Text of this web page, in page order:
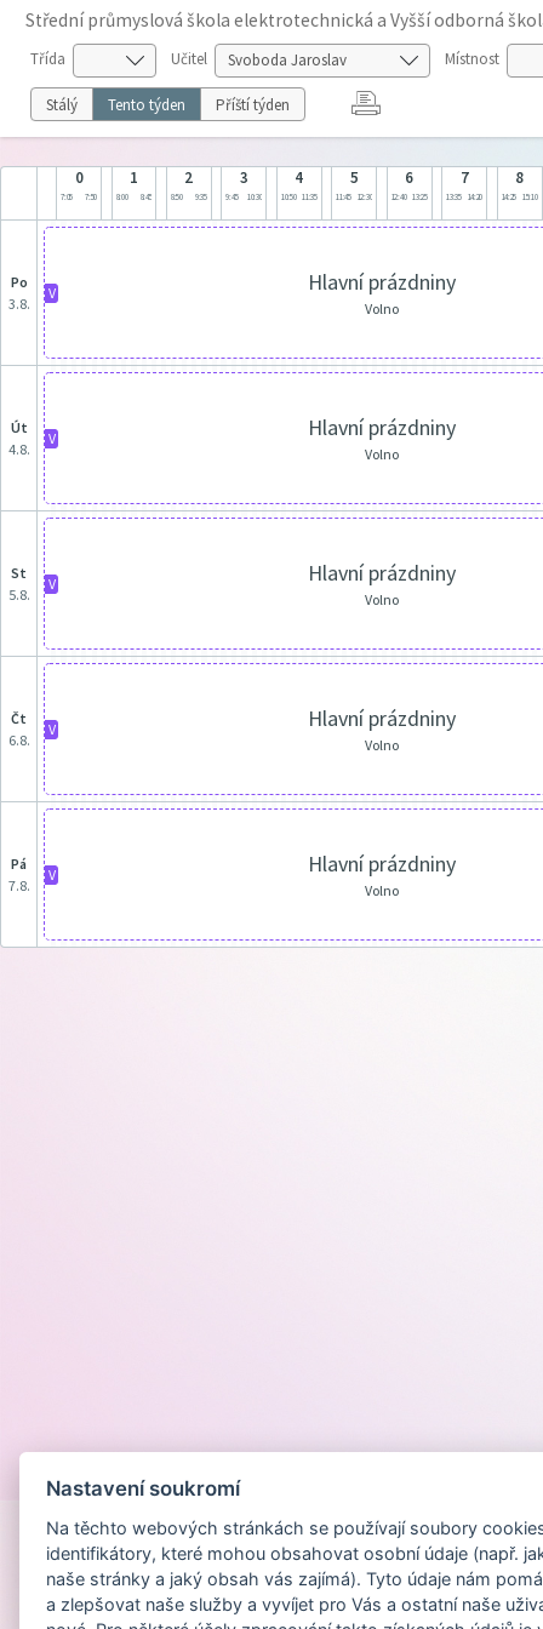
Střední průmyslová škola elektrotechnická a Vyšší odborná
Třída Učitel Místnost
Stálý Tento týden Příští týden
0
7:05 7:50
1
8:00 8:45
2
8:50 9:35
3
9:45 10:30
4
10:50 11:35
5
11:45 12:30
6
12:40 13:25
7
13:35 14:20
8
14:25 15:10
po
3.8.
V Hlavní prázdniny
Volno
út
4.8.
V Hlavní prázdniny
Volno
st
5.8.
V Hlavní prázdniny
Volno
čt
6.8.
V Hlavní prázdniny
Volno
pá
7.8.
V Hlavní prázdniny
Volno
Nastavení soukromí
Na těchto webových stránkách se používají soubory
identifikátory, které mohou obsahovat osobní údaje (např.
naše stránky a jaký obsah vás zajímá). Tyto údaje nám
a zlepšovat naše služby a vyvíjet pro Vás a ostatní naše